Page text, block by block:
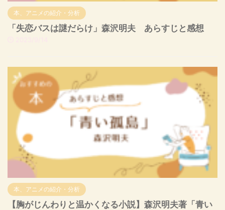
本、アニメの紹介・分析
「失恋バスは謎だらけ」森沢明夫 あらすじと感想
本、アニメの紹介・分析
【胸がじんわりと温かくなる小説】森沢明夫著「青い